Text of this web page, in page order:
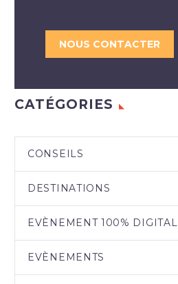
NOUS CONTACTER
CATÉGORIES
CONSEILS
DESTINATIONS
EVÈNEMENT 100% DIGITAL
EVÈNEMENTS